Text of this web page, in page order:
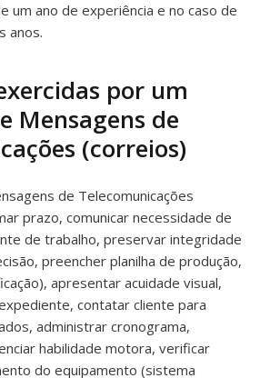
um ano de experiência e no caso de
anos.
por um
Mensagens de
(correios)
de Telecomunicações
prazo, comunicar necessidade de
de trabalho, preservar integridade
preencher planilha de produção,
apresentar acuidade visual,
contatar cliente para
administrar cronograma,
habilidade motora, verificar
do equipamento (sistema